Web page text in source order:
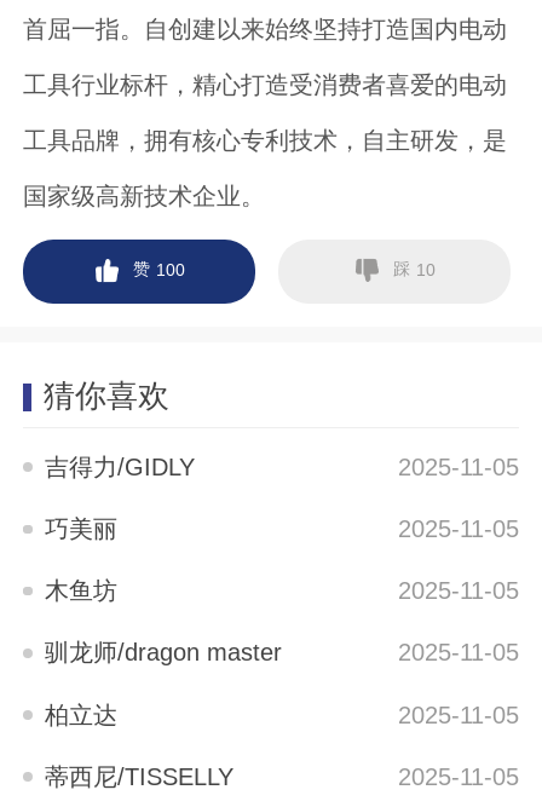
首屈一指。自创建以来始终坚持打造国内电动
工具行业标杆，精心打造受消费者喜爱的电动
工具品牌，拥有核心专利技术，自主研发，是
国家级高新技术企业。
赞 100 踩 10
猜你喜欢
吉得力/GIDLY 2025-11-05
巧美丽 2025-11-05
木鱼坊 2025-11-05
驯龙师/dragon master 2025-11-05
柏立达 2025-11-05
蒂西尼/TISSELLY 2025-11-05